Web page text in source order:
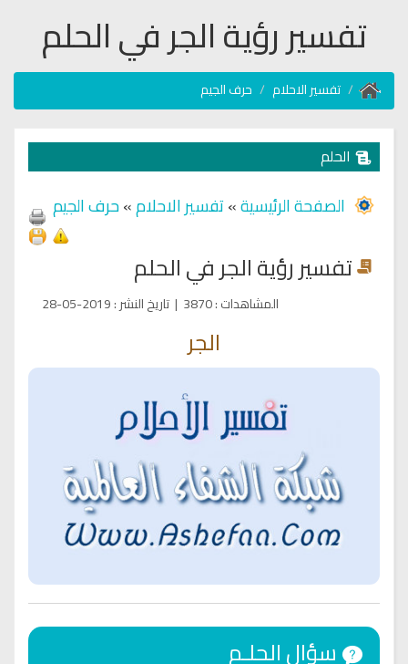
تفسير رؤية الجر في الحلم
تفسير الاحلام حرف الجيم
الحلم
الصفحة الرئيسية»تفسير الاحلام»حرف الجيم
تفسير رؤية الجر في الحلم
المشاهدات:
3870
| تاريخ النشر:
2019-05-28
الجر